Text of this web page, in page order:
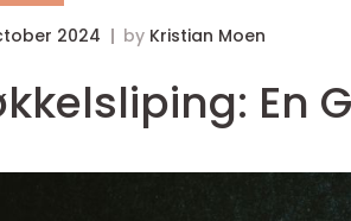
2024 by Kristian Moen
En